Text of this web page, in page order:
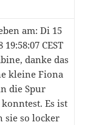
am: Di 15
19:58:07 CEST
danke das
kleine Fiona
die Spur
Es ist
sie so locker